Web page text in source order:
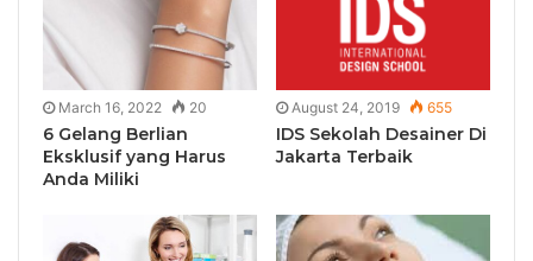
March 16, 2022 20
6 Gelang Berlian
Eksklusif yang Harus
Anda Miliki
August 24, 2019 655
IDS Sekolah Desainer Di
Jakarta Terbaik